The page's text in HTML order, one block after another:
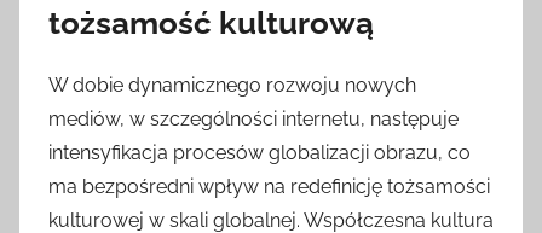
tożsamość kulturową
W dobie dynamicznego rozwoju nowych
mediów, w szczególności internetu, następuje
intensyfikacja procesów globalizacji obrazu, co
ma bezpośredni wpływ na redefinicję tożsamości
kulturowej w skali globalnej. Współczesna kultura